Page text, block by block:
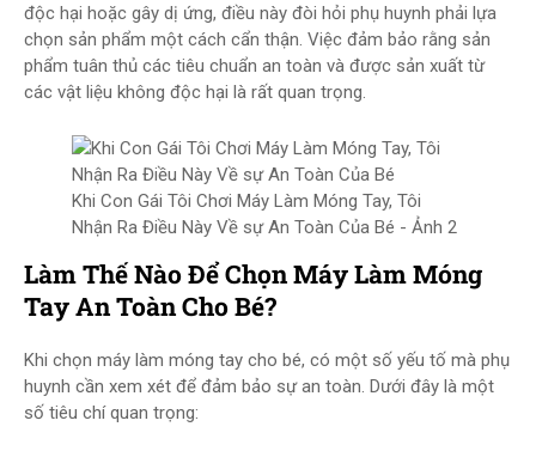
độc hại hoặc gây dị ứng, điều này đòi hỏi phụ huynh phải lựa
chọn sản phẩm một cách cẩn thận. Việc đảm bảo rằng sản
phẩm tuân thủ các tiêu chuẩn an toàn và được sản xuất từ
các vật liệu không độc hại là rất quan trọng.
Khi Con Gái Tôi Chơi Máy Làm Móng Tay, Tôi
Nhận Ra Điều Này Về sự An Toàn Của Bé - Ảnh 2
Làm Thế Nào Để Chọn Máy Làm Móng
Tay An Toàn Cho Bé?
Khi chọn máy làm móng tay cho bé, có một số yếu tố mà phụ
huynh cần xem xét để đảm bảo sự an toàn. Dưới đây là một
số tiêu chí quan trọng: